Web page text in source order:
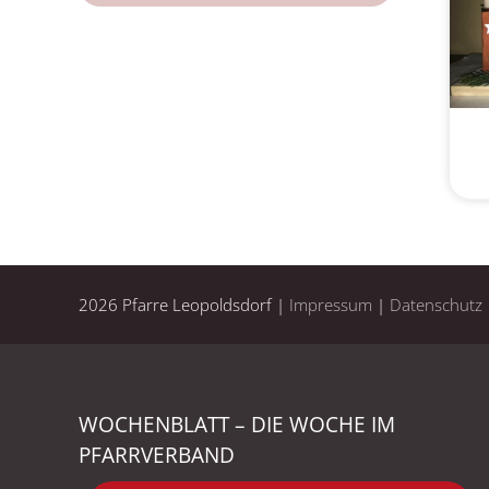
2026 Pfarre Leopoldsdorf | Impressum | Datenschutz
WOCHENBLATT – DIE WOCHE IM
PFARRVERBAND